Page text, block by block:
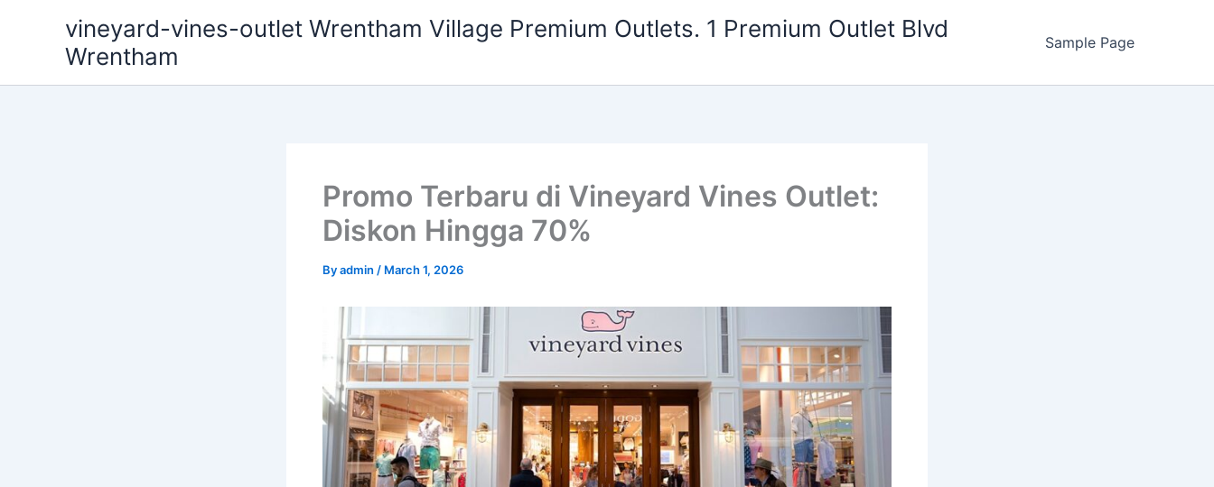
vineyard-vines-outlet Wrentham Village Premium Outlets. 1 Premium Outlet Blvd
Wrentham
Sample Page
Promo Terbaru di Vineyard Vines Outlet:
Diskon Hingga 70%
Byadmin / March 1, 2026